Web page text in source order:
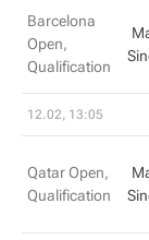
Barcelona
Open,
Qualification
12.02, 13:05
Qatar Open,
Qualification